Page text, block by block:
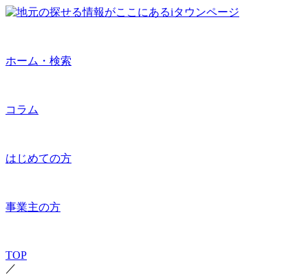
ホーム・検索
コラム
はじめての方
事業主の方
TOP
／